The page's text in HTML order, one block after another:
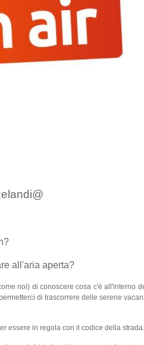
all'aria aperta?
noi) di conoscere cosa c'è all'interno
di trascorrere delle serene
essere in regola con il codice della strada.